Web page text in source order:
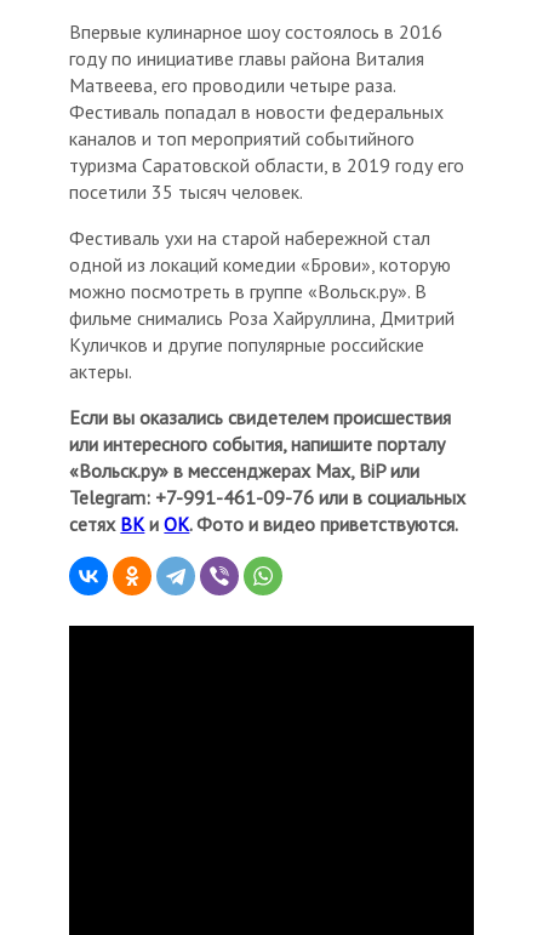
Впервые кулинарное шоу состоялось в 2016
году по инициативе главы района Виталия
Матвеева, его проводили четыре раза.
Фестиваль попадал в новости федеральных
каналов и топ мероприятий событийного
туризма Саратовской области, в 2019 году его
посетили 35 тысяч человек.
Фестиваль ухи на старой набережной стал
одной из локаций комедии «Брови», которую
можно посмотреть в группе «Вольск.ру». В
фильме снимались Роза Хайруллина, Дмитрий
Куличков и другие популярные российские
актеры.
Если вы оказались свидетелем происшествия
или интересного события, напишите порталу
«Вольск.ру» в мессенджерах Мах, BiP или
Telegram: +7-991-461-09-76 или в социальных
сетях ВКиОК. Фото и видео приветствуются.